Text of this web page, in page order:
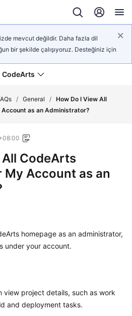
mevcut değildir. Daha fazla dil
bir şekilde çalışıyoruz. Desteğiniz için
CodeArts
/ General / How Do I View All
as an Administrator?
CodeArts
My Account as an
homepage as an administrator,
under your account.
view project details, such as work
and deployment tasks.